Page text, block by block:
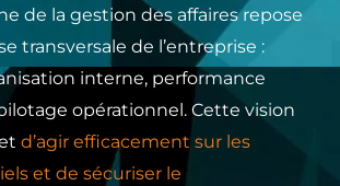
de la gestion des affaires repose
transversale de l’entreprise :
interne, performance
opérationnel. Cette vision
d’agir efficacement sur les
et de sécuriser le